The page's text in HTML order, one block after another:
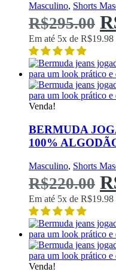
Masculino, Shorts
R$295.00 O
Em até 5x de R$19.98
Venda!
BERMUDA
100%
Masculino, Shorts
R$220.00 O
Em até 5x de R$19.98
Venda!